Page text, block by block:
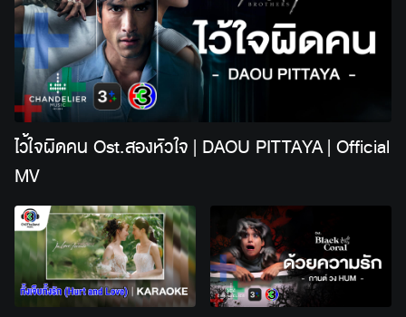
ไว้ใจผิดคน Ost.สองหัวใจ | DAOU PITTAYA | Official
MV